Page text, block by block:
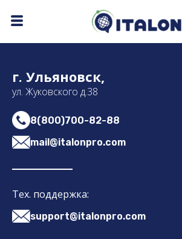
Сертификат 10
г. Ульяновск,
ул. Жуковского д.38
8(800)700-82-88
mail@italonpro.com
Тех. поддержка:
support@italonpro.com